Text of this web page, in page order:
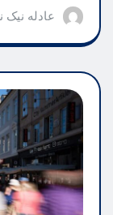
عادله نیک